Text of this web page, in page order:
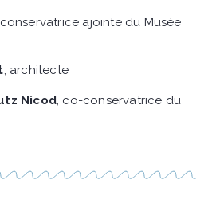
, conservatrice ajointe du Musée
, architecte
Nicod , co-conservatrice du